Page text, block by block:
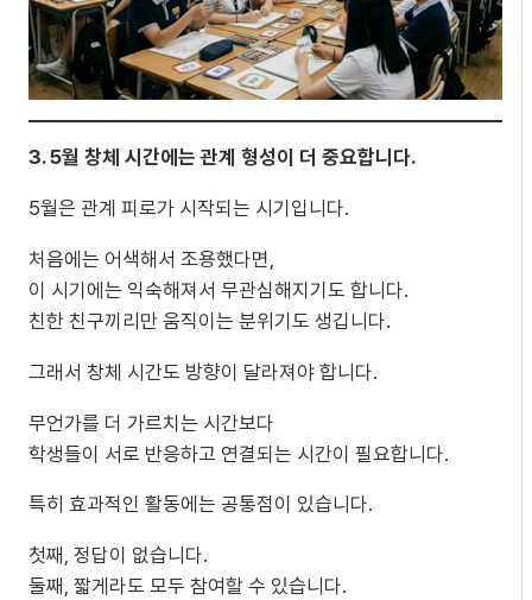
3. 5월 창체 시간에는 관계 형성이 더 중요합니다.
5월은 관계 피로가 시작되는 시기입니다.
처음에는 어색해서 조용했다면,
이 시기에는 익숙해져서 무관심해지기도 합니다.
친한 친구끼리만 움직이는 분위기도 생깁니다.
그래서 창체 시간도 방향이 달라져야 합니다.
무언가를 더 가르치는 시간보다
학생들이 서로 반응하고 연결되는 시간이 필요합니다.
특히 효과적인 활동에는 공통점이 있습니다.
첫째, 정답이 없습니다.
둘째, 짧게라도 모두 참여할 수 있습니다.